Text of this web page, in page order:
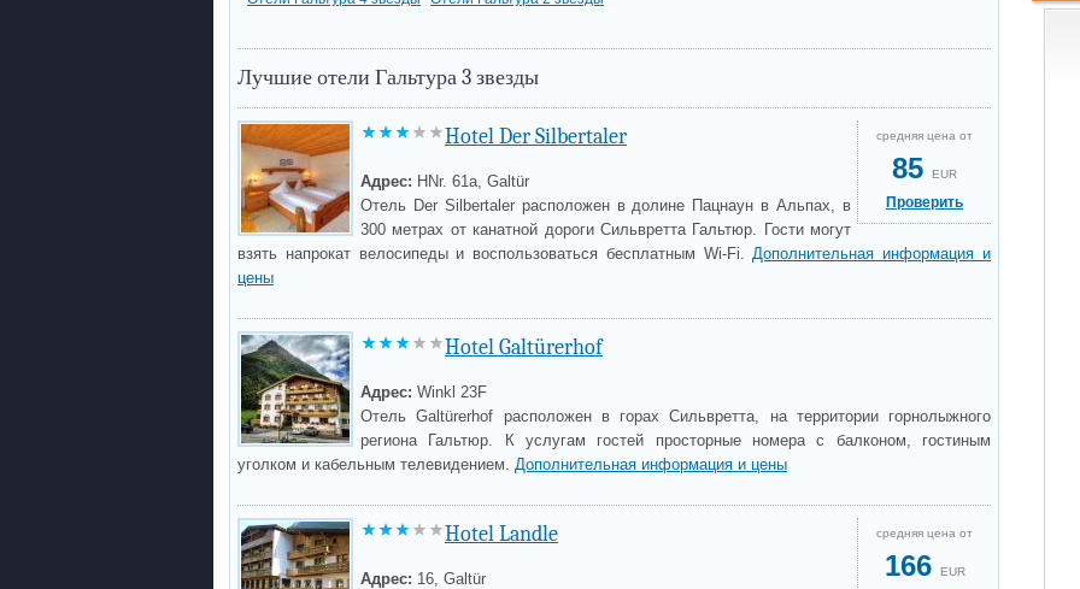
Лучшие отели Гальтура 3 звезды
средняя цена от
85 EUR
Проверить
Hotel Der Silbertaler
Адрес: HNr. 61a, Galtür
Отель Der Silbertaler расположен в долине Пацнаун в Альпах, в
300 метрах от канатной дороги Сильвретта Гальтюр. Гости могут
взять напрокат велосипеды и воспользоваться бесплатным Wi-Fi.Дополнительная информация и
цены
Hotel Galtürerhof
Адрес: Winkl 23F
Отель Galtürerhof расположен в горах Сильвретта, на территории горнолыжного
региона Гальтюр. К услугам гостей просторные номера с балконом, гостиным
уголком и кабельным телевидением. Дополнительная информация и цены
средняя цена от
166 EUR
Hotel Landle
Адрес: 16, Galtür